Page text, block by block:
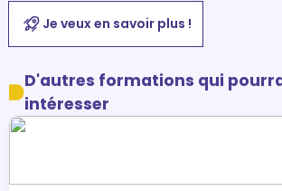
Je veux en savoir plus !
D'autres formations qui
intéresser